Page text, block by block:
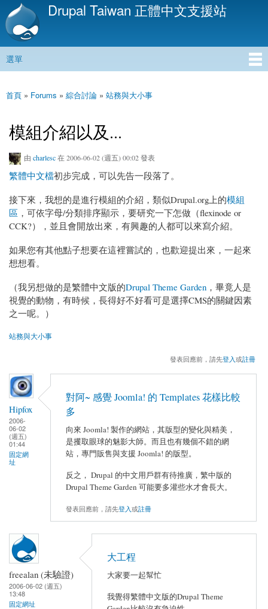
移
內
Drupal Taiwan 正體中文支援站
主選單
選單
您在這裡
首頁 » Forums » 綜合討論 » 站務與大小事
模組介紹以及...
由 charlesc在 2006-06-02 (週五) 00:02 發表
繁體中文檔初步完成，可以先告一段落了。
接下來，我想的是進行模組的介紹，類似Drupal.org上的模組
區 ，可依字母/分類排序顯示，要研究一下怎做（flexinode or
CCK?），並且會開放出來，有興趣的人都可以來寫介紹。
如果您有其他點子想要在這裡嘗試的，也歡迎提出來，一起來
想想看。
（我另想做的是繁體中文版的Drupal Theme Garden ，畢竟人是
視覺的動物，有時候，長得好不好看可是選擇CMS的關鍵因素
之一呢。）
站務與大小事
發表回應前，請先登入或註冊
Hipfox
2006-
06-02
(週五)
01:44
固定網
址
對阿~ 感覺 Joomla! 的 Templates 花樣比較
多
向來 Joomla! 製作的網站，其版型的變化與精美，
是攫取眼球的魅影大師。而且也有幾個不錯的網
站，專門販售與支援 Joomla! 的版型。
反之， Drupal 的中文用戶群有待推廣，繁中版的
Drupal Theme Garden 可能要多灌些水才會長大。
發表回應前，請先登入或註冊
freealan (未驗證)
2006-06-02 (週五)
13:48
固定網址
大工程
大家要一起幫忙
我覺得繁體中文版的Drupal Theme